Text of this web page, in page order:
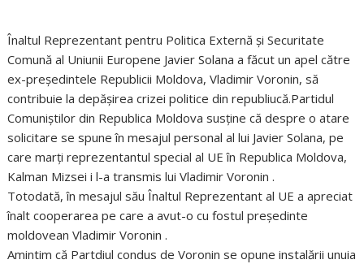
Înaltul Reprezentant pentru Politica Externă şi Securitate
Comună al Uniunii Europene Javier Solana a făcut un apel către
ex-preşedintele Republicii Moldova, Vladimir Voronin, să
contribuie la depăşirea crizei politice din republiucă.Partidul
Comuniştilor din Republica Moldova susţine că despre o atare
solicitare se spune în mesajul personal al lui Javier Solana, pe
care marţi reprezentantul special al UE în Republica Moldova,
Kalman Mizsei i l-a transmis lui Vladimir Voronin .
Totodată, în mesajul său Înaltul Reprezentant al UE a apreciat
înalt cooperarea pe care a avut-o cu fostul preşedinte
moldovean Vladimir Voronin .
Amintim că Partdiul condus de Voronin se opune instalării unuia